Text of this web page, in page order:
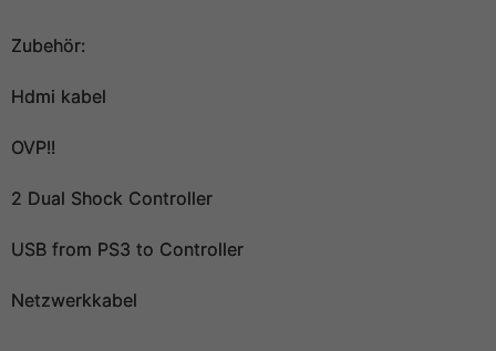
Zubehör:
Hdmi kabel
OVP!!
2 Dual Shock Controller
USB from PS3 to Controller
Netzwerkkabel